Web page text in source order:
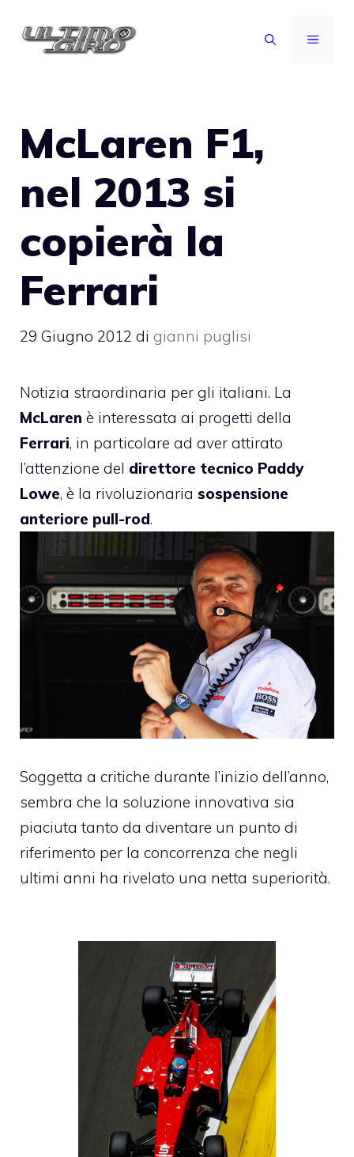
MENU
McLaren F1,
nel 2013 si
copierà la
Ferrari
29 Giugno 2012 di gianni puglisi
Notizia straordinaria per gli italiani. La
McLaren è interessata ai progetti della
Ferrari, in particolare ad aver attirato
l’attenzione del direttore tecnico Paddy
Lowe, è la rivoluzionaria sospensione
anteriore pull-rod.
Soggetta a critiche durante l’inizio dell’anno,
sembra che la soluzione innovativa sia
piaciuta tanto da diventare un punto di
riferimento per la concorrenza che negli
ultimi anni ha rivelato una netta superiorità.